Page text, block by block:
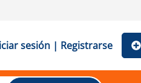
sesión | Registrarse